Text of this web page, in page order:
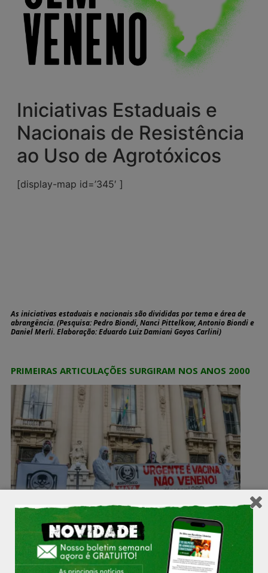
As iniciativas estaduais e nacionais são divididas por tema e área de
abrangência. (Pesquisa: Pedro Biondi, Nanci Pittelkow, Antonio Biondi e
Daniel Merli. Elaboração: Eduardo Luiz Damiani Goyos Carlini)
PRIMEIRAS ARTICULAÇÕES SURGIRAM NOS ANOS 2000
Campanha Contra os Agrotóxicos puxa articulação nacional contra os venenos.
(Foto: Reprodução)